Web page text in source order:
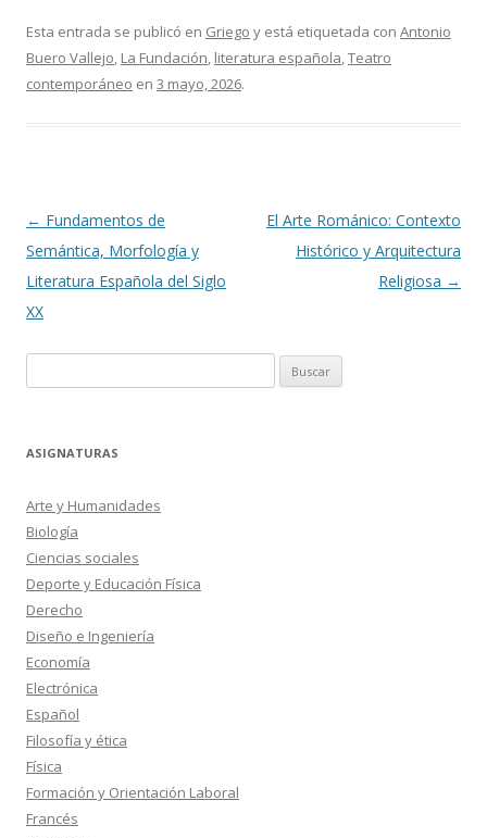
Esta entrada se publicó en Griego y está etiquetada con Antonio
Buero Vallejo, La Fundación, literatura española,Teatro
contemporáneo en 3 mayo, 2026.
Navegación
de
entradas
← Fundamentos de
Semántica, Morfología y
Literatura Española del Siglo
XX
El Arte Románico: Contexto
Histórico y Arquitectura
Religiosa →
ASIGNATURAS
Arte y Humanidades
Biología
Ciencias sociales
Deporte y Educación Física
Derecho
Diseño e Ingeniería
Economía
Electrónica
Español
Filosofía y ética
Física
Formación y Orientación Laboral
Francés